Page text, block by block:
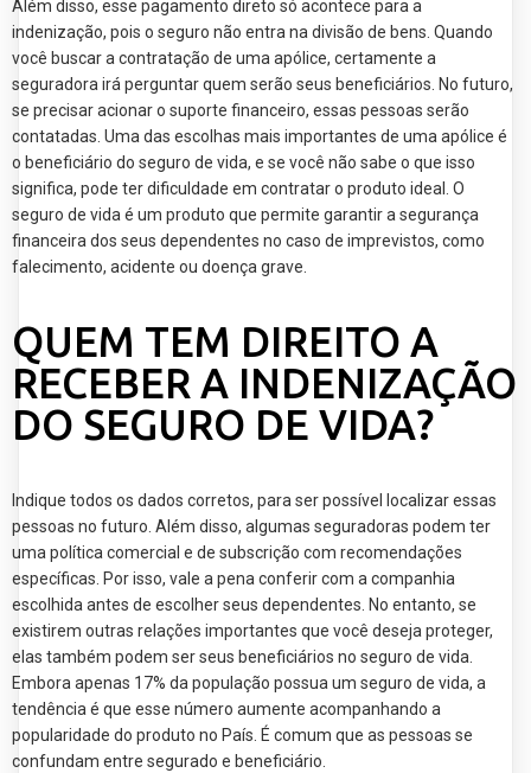
Além disso, esse pagamento direto só acontece para a
indenização, pois o seguro não entra na divisão de bens. Quando
você buscar a contratação de uma apólice, certamente a
seguradora irá perguntar quem serão seus beneficiários. No futuro,
se precisar acionar o suporte financeiro, essas pessoas serão
contatadas. Uma das escolhas mais importantes de uma apólice é
o beneficiário do seguro de vida, e se você não sabe o que isso
significa, pode ter dificuldade em contratar o produto ideal. O
seguro de vida é um produto que permite garantir a segurança
financeira dos seus dependentes no caso de imprevistos, como
falecimento, acidente ou doença grave.
QUEM TEM DIREITO A
RECEBER A INDENIZAÇÃO
DO SEGURO DE VIDA?
Indique todos os dados corretos, para ser possível localizar essas
pessoas no futuro. Além disso, algumas seguradoras podem ter
uma política comercial e de subscrição com recomendações
específicas. Por isso, vale a pena conferir com a companhia
escolhida antes de escolher seus dependentes. No entanto, se
existirem outras relações importantes que você deseja proteger,
elas também podem ser seus beneficiários no seguro de vida.
Embora apenas 17% da população possua um seguro de vida, a
tendência é que esse número aumente acompanhando a
popularidade do produto no País. É comum que as pessoas se
confundam entre segurado e beneficiário.